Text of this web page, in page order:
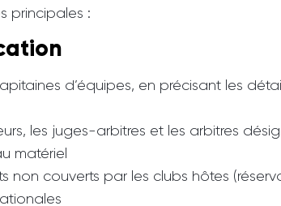
principales :
d’équipes, en précisant les
les juges-arbitres et les arbitres
matériel
non couverts par les clubs hôtes